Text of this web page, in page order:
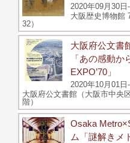
2020年09月30日
大阪歴史博物館
32）
大阪府公文書
「あの感動
EXPO’70」
2020年10月01日
大阪府公文書館（大阪市中央
階）
Osaka
ム「謎解きメ